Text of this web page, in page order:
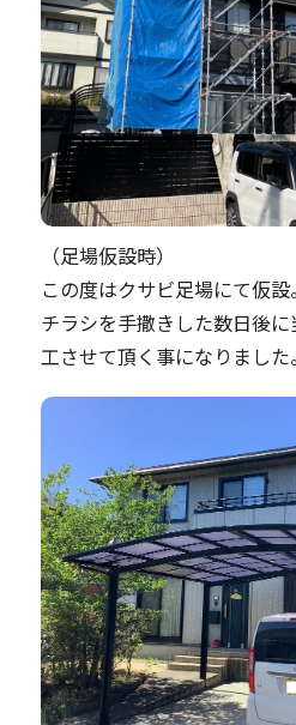
（足場仮設時）
この度はクサビ足場にて仮設。
チラシを手撒きした数日後
工させて頂く事になりました。